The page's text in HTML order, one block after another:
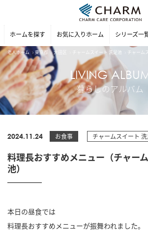
ホームを探す お気に入りホーム シリーズ一
老人ホーム 東京都 大田区 チャームスイート 洗足池 チャーム
LIVING
暮らしのアルバム
2024.11.24 お食事 チャームスイート
料理長おすすめメニュー（チャー
池）
本日の昼食では
料理長おすすめメニューが振舞われました。